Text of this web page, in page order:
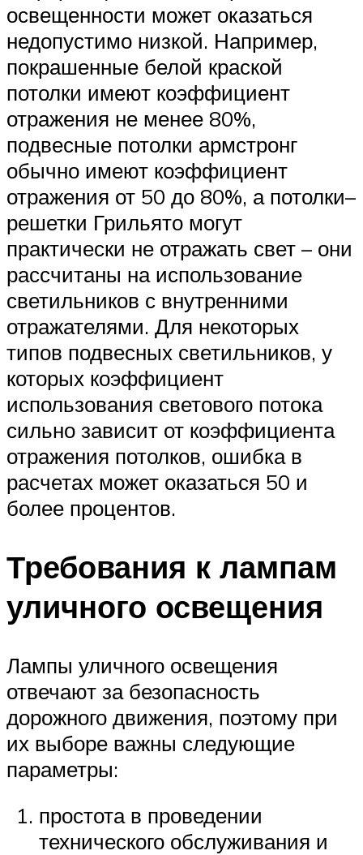
освещенности может оказаться
недопустимо низкой. Например,
покрашенные белой краской
потолки имеют коэффициент
отражения не менее 80%,
подвесные потолки армстронг
обычно имеют коэффициент
отражения от 50 до 80%, а потолки–
решетки Грильято могут
практически не отражать свет – они
рассчитаны на использование
светильников с внутренними
отражателями. Для некоторых
типов подвесных светильников, у
которых коэффициент
использования светового потока
сильно зависит от коэффициента
отражения потолков, ошибка в
расчетах может оказаться 50 и
более процентов.
Требования к лампам
уличного освещения
Лампы уличного освещения
отвечают за безопасность
дорожного движения, поэтому при
их выборе важны следующие
параметры:
простота в проведении
технического обслуживания и